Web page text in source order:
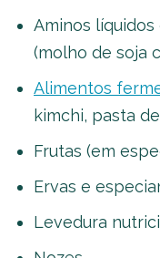
Aminos
(molho de soja
Alimentos
kimchi, pasta
Frutas (em
Ervas e
Levedura